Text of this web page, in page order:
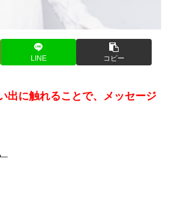
LINE コピー
出に触れることで、メッセージ